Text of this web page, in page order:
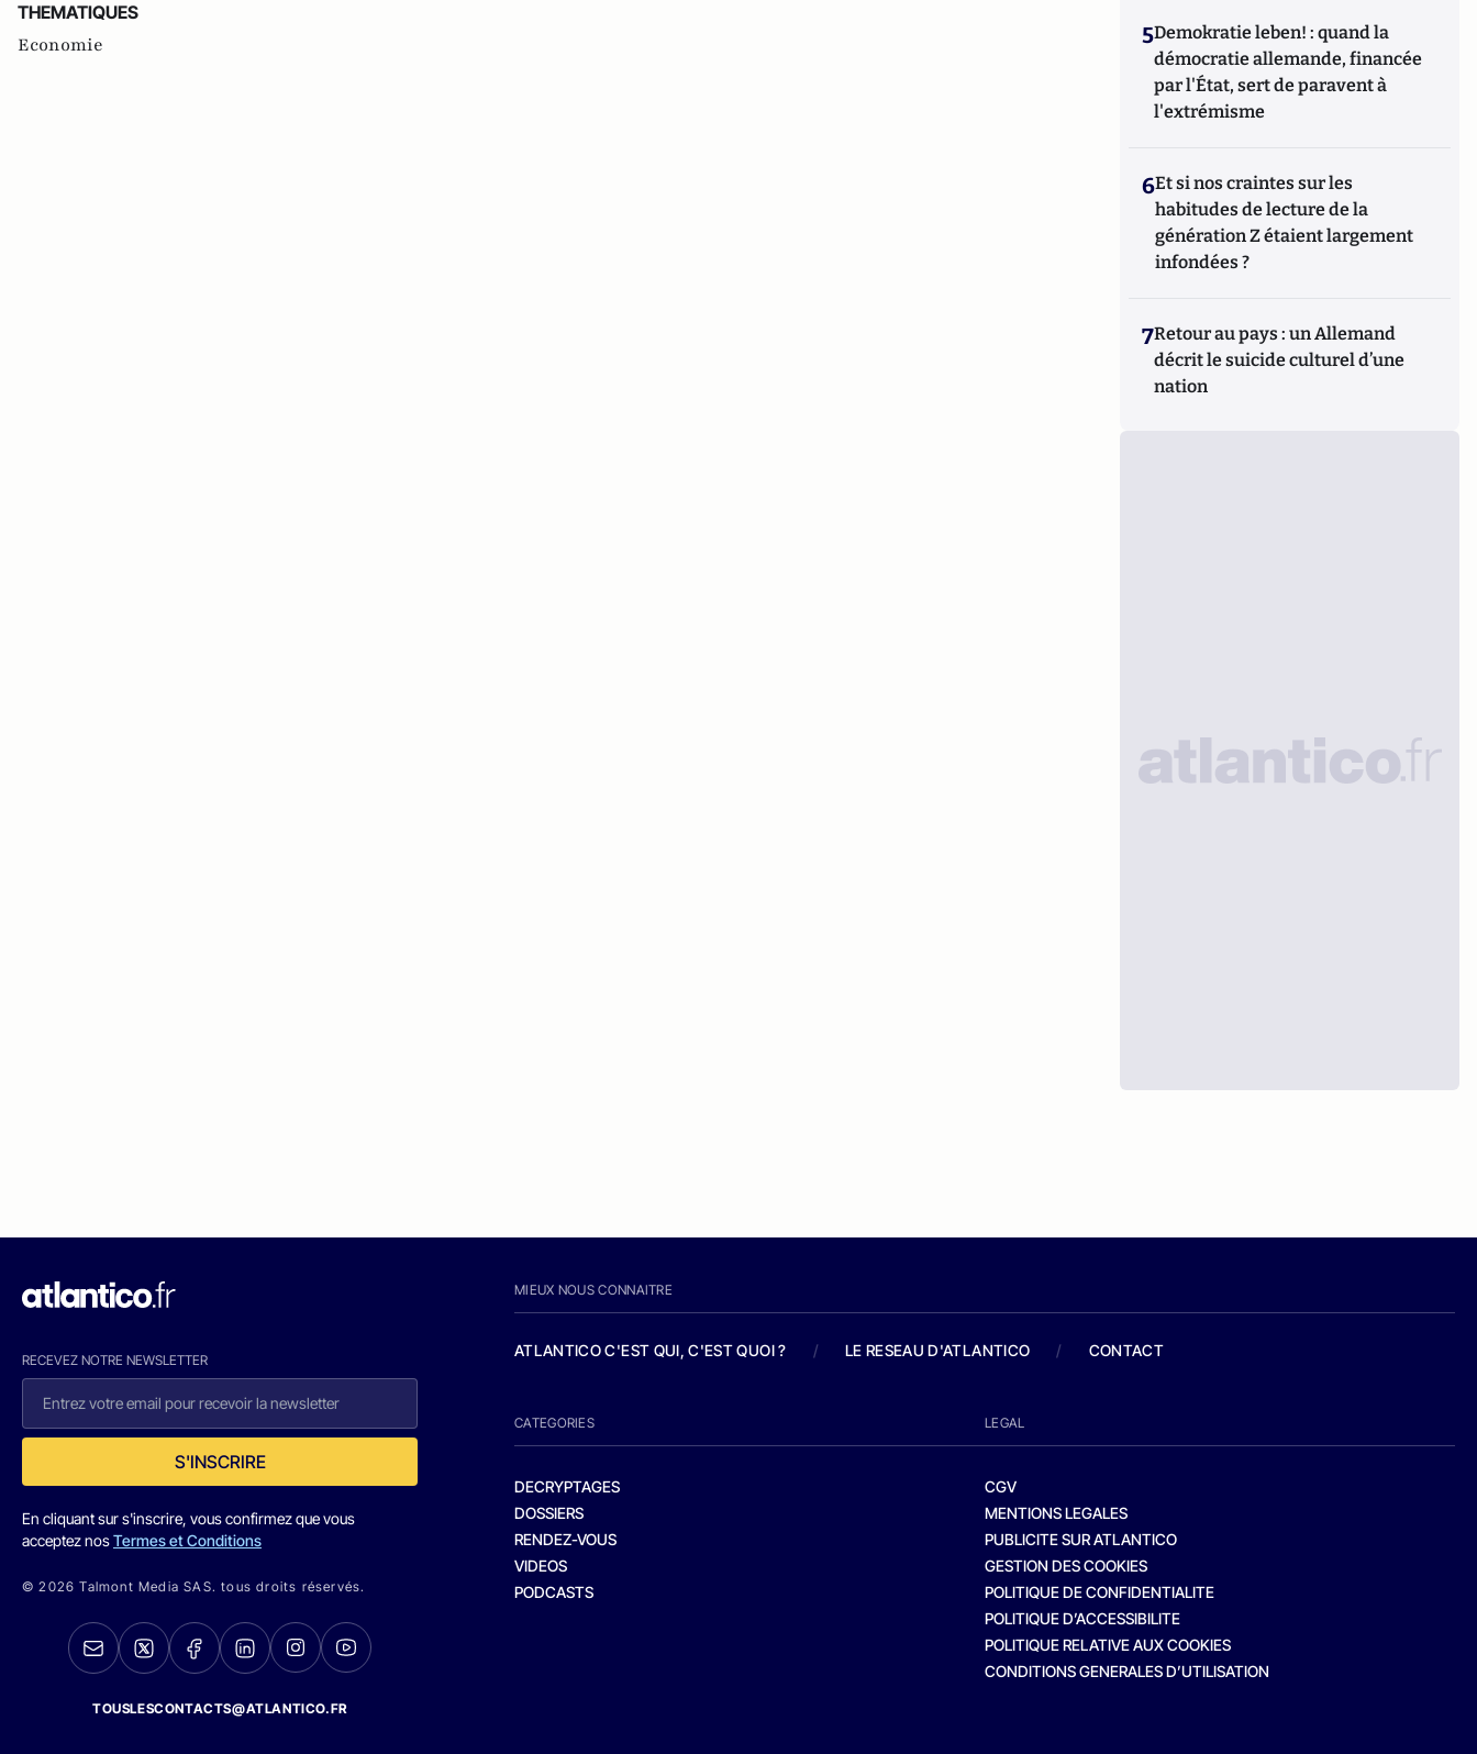
THEMATIQUES
Economie 5Demokratie leben! : quand la
démocratie allemande, financée
par l'État, sert de paravent à
l'extrémisme
6Et si nos craintes sur les
habitudes de lecture de la
génération Z étaient largement
infondées ?
7Retour au pays : un Allemand
décrit le suicide culturel d’une
nation
RECEVEZ NOTRE NEWSLETTER
S'INSCRIRE
En cliquant sur s'inscrire, vous confirmez que vous
acceptez nosTermes et Conditions
© 2026 Talmont Media SAS. tous droits réservés.
TOUSLESCONTACTS@ATLANTICO.FR
MIEUX NOUS CONNAITRE
ATLANTICO C'EST QUI, C'EST QUOI ? / LE RESEAU D'ATLANTICO / CONTACT
CATEGORIES
DECRYPTAGES
DOSSIERS
RENDEZ-VOUS
VIDEOS
PODCASTS
LEGAL
CGV
MENTIONS LEGALES
PUBLICITE SUR ATLANTICO
GESTION DES COOKIES
POLITIQUE DE CONFIDENTIALITE
POLITIQUE D’ACCESSIBILITE
POLITIQUE RELATIVE AUX COOKIES
CONDITIONS GENERALES D’UTILISATION